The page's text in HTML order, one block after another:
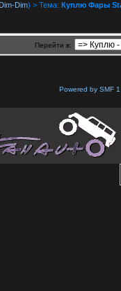
Dim-Dim) > Тема: Куплю Фары
Перейти в:
Powered by SMF